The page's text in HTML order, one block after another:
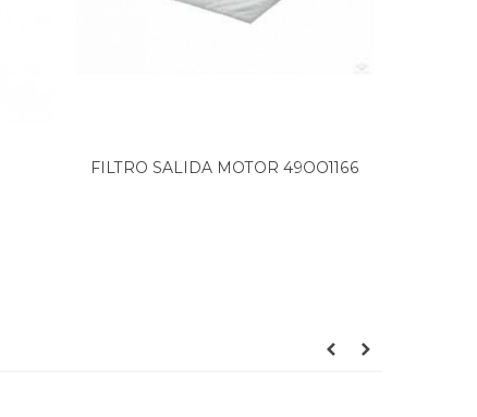
FILTRO SALIDA MOTOR 49OO1166